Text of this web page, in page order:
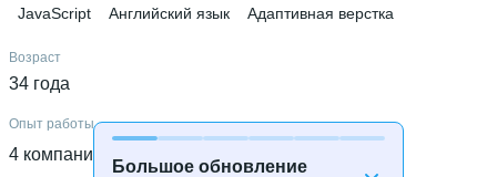
Большое обновление
JavaScript
Английский язык Адаптивная верстка
Возраст
34 года
Опыт работы
4 компании